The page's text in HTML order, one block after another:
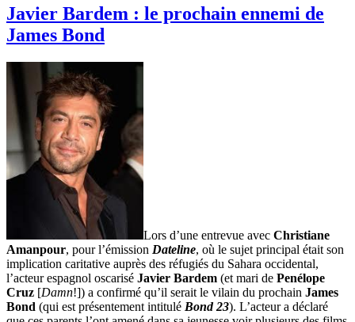
Javier Bardem : le prochain ennemi de
James Bond
Lors d’une entrevue avec Christiane
Amanpour, pour l’émission Dateline, où le sujet principal était son
implication caritative auprès des réfugiés du Sahara occidental,
l’acteur espagnol oscarisé Javier Bardem (et mari de Penélope
Cruz [Damn!]) a confirmé qu’il serait le vilain du prochain James
Bond (qui est présentement intitulé Bond 23). L’acteur a déclaré